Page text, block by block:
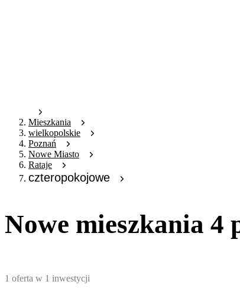
Mieszkania
wielkopolskie
Poznań
Nowe Miasto
Rataje
czteropokojowe
Nowe mieszkania 4
1 oferta w 1 inwestycji